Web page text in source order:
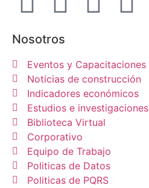
Nosotros
Eventos y Capacitaciones
Noticias de construcción
Indicadores económicos
Estudios e investigaciones
Biblioteca Virtual
Corporativo
Equipo de Trabajo
Politicas de Datos
Politicas de PQRS